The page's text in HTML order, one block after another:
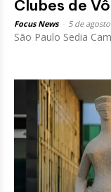
Clubes de
Focus News 5 de
São Paulo Sedia